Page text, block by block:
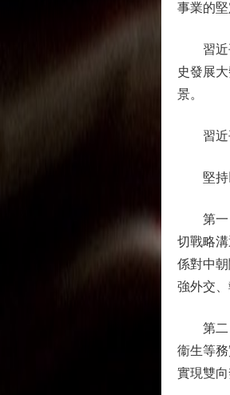
事業的
習近平
史發展
景。
習近平
堅持以
第一，
切戰略
係對中
強外交
第二，
衞生等
實現雙向